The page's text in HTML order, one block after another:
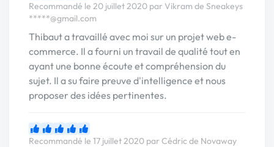
Recommandé le 20 juillet 2020 par Vikram de Sneakeys
*****@gmail.com
Thibaut a travaillé avec moi sur un projet web e-
commerce. Il a fourni un travail de qualité tout en
ayant une bonne écoute et compréhension du
sujet. Il a su faire preuve d'intelligence et nous
proposer des idées pertinentes.
Recommandé le 17 juillet 2020 par Cédric de Novaway